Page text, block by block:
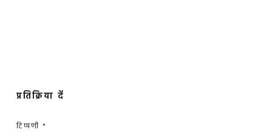
प्रतिक्रिया दें
टिप्पणी *